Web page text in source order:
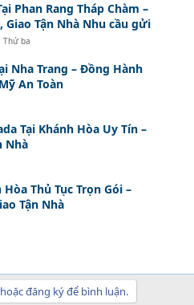
Phan Rang Tháp Chàm –
Giao Tận Nhà Nhu cầu gửi
Thứ ba
Nha Trang – Đồng Hành
An Toàn
Tại Khánh Hòa Uy Tín –
Nhà
Thủ Tục Trọn Gói –
Tận Nhà
đăng ký để bình luận.